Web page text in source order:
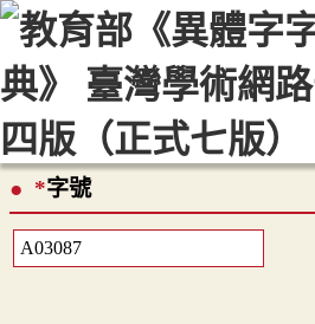
::: 最新消息 常見問題 編輯說明
顯示模式
網站導覽
*字號